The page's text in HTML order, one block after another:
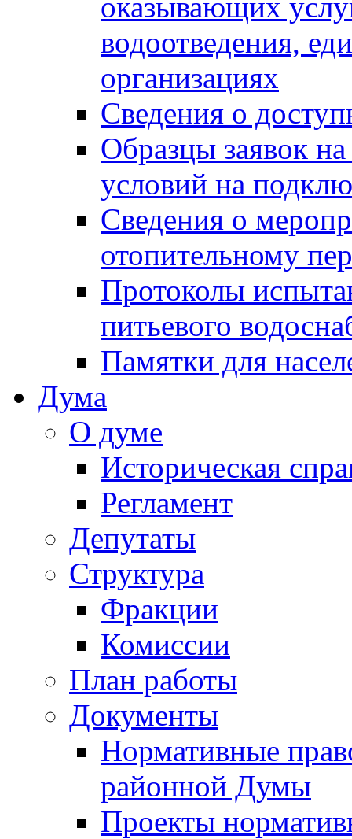
водоотведения,
организациях
Сведения о
Образцы заявок
условий на
Сведения о
отопительному
Протоколы
питьевого
Памятки для
Дума
О думе
Историческая
Регламент
Депутаты
Структура
Фракции
Комиссии
План работы
Документы
Нормативные
районной Думы
Проекты